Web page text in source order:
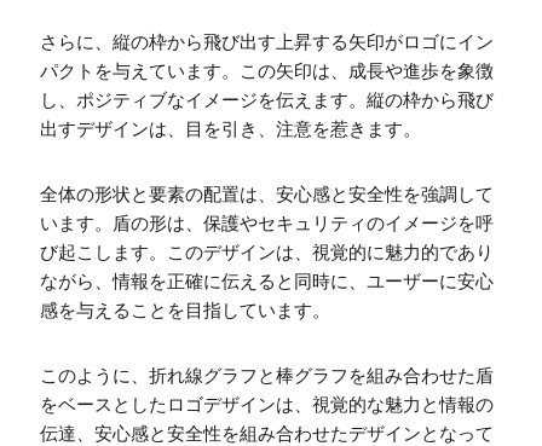
さらに、縦の枠から飛び出す上昇する矢印がロゴにイン
パクトを与えています。この矢印は、成長や進歩を象徴
し、ポジティブなイメージを伝えます。縦の枠から飛び
出すデザインは、目を引き、注意を惹きます。
全体の形状と要素の配置は、安心感と安全性を強調して
います。盾の形は、保護やセキュリティのイメージを呼
び起こします。このデザインは、視覚的に魅力的であり
ながら、情報を正確に伝えると同時に、ユーザーに安心
感を与えることを目指しています。
このように、折れ線グラフと棒グラフを組み合わせた盾
をベースとしたロゴデザインは、視覚的な魅力と情報の
伝達、安心感と安全性を組み合わせたデザインとなって